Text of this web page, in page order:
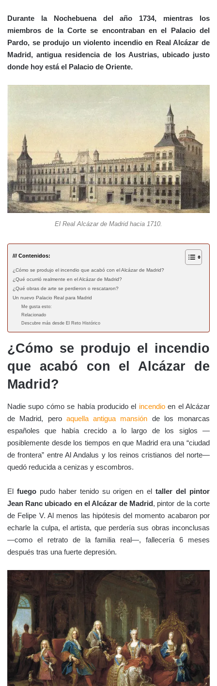
Durante la Nochebuena del año 1734, mientras los
miembros de la Corte se encontraban en el Palacio del
Pardo, se produjo un violento incendio en Real Alcázar de
Madrid, antigua residencia de los Austrias, ubicado justo
donde hoy está el Palacio de Oriente.
El Real Alcázar de Madrid hacia 1710.
/// Contenidos:
¿Cómo se produjo el incendio que acabó con el Alcázar de Madrid?
¿Qué ocurrió realmente en el Alcázar de Madrid?
¿Qué obras de arte se perdieron o rescataron?
Un nuevo Palacio Real para Madrid
Me gusta esto:
Relacionado
Descubre más desde El Reto Histórico
¿Cómo se produjo el incendio
que acabó con el Alcázar de
Madrid?
Nadie supo cómo se había producido el incendioen el Alcázar
de Madrid, pero aquella antigua mansión de los monarcas
españoles que había crecido a lo largo de los siglos —
posiblemente desde los tiempos en que Madrid era una “ciudad
de frontera” entre Al Andalus y los reinos cristianos del norte—
quedó reducida a cenizas y escombros.
El fuegopudo haber tenido su origen en eltaller del pintor
Jean Ranc ubicado en el Alcázar de Madrid, pintor de la corte
de Felipe V. Al menos las hipótesis del momento acabaron por
echarle la culpa, el artista, que perdería sus obras inconclusas
—como el retrato de la familia real—, fallecería 6 meses
después tras una fuerte depresión.